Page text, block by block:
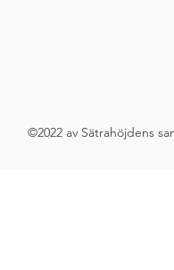
©2022 av Sätrahöjdens